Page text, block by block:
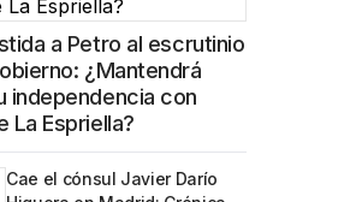
a Petro al escrutinio
¿Mantendrá
independencia con
La Espriella?
Cae el cónsul Javier Darío